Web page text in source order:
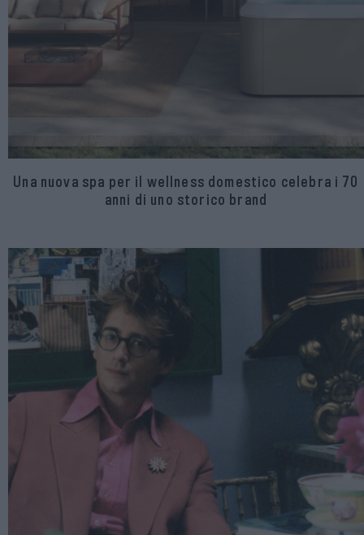
Una nuova spa per il wellness domestico celebra i 70
anni di uno storico brand